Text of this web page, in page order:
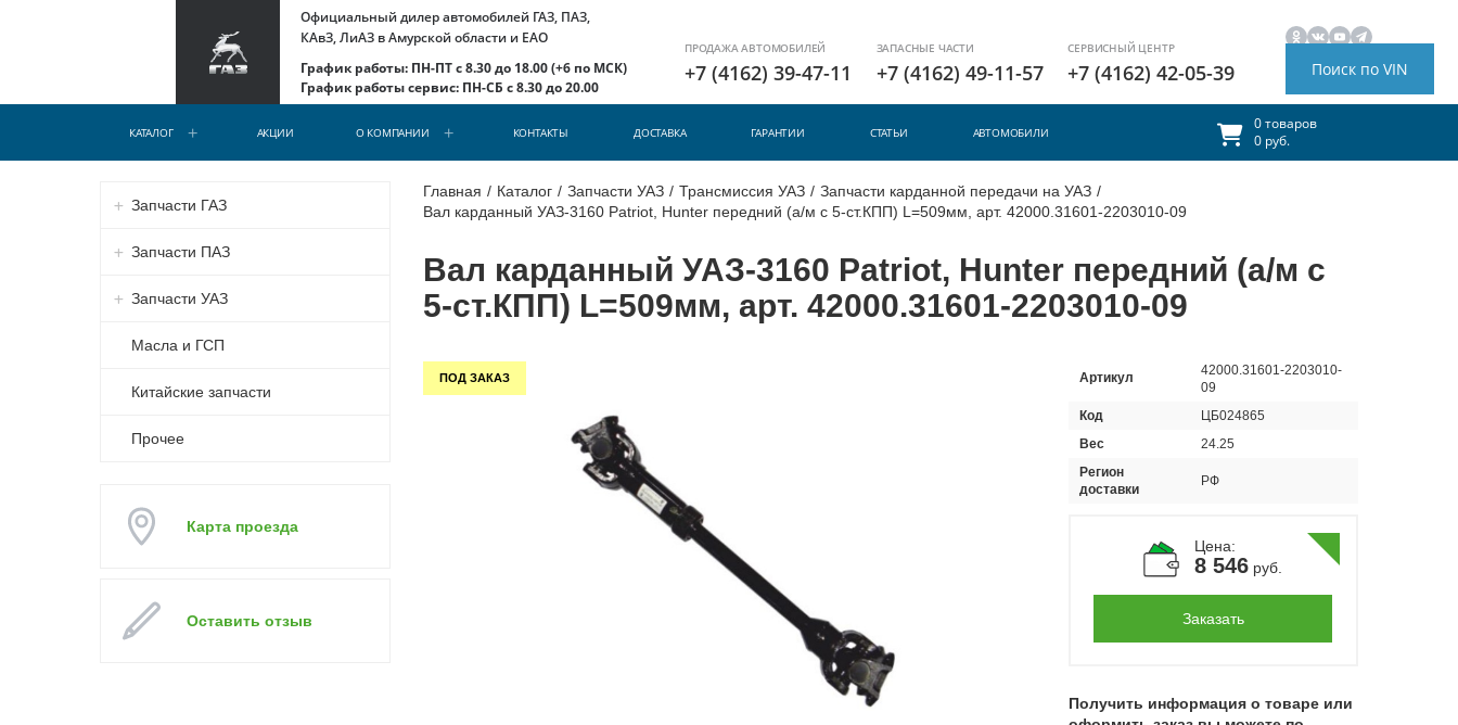
Официальный дилер автомобилей ГАЗ, ПАЗ,
КАвЗ, ЛиАЗ в Амурской области и ЕАО
График работы: ПН-ПТ с 8.30 до 18.00 (+6 по МСК)
График работы сервис: ПН-СБ с 8.30 до 20.00
ПРОДАЖА АВТОМОБИЛЕЙ
+7 (4162) 39-47-11
ЗАПАСНЫЕ ЧАСТИ
+7 (4162) 49-11-57
СЕРВИСНЫЙ ЦЕНТР
+7 (4162) 42-05-39 Поиск по VIN
КАТАЛОГ АКЦИИ О КОМПАНИИ КОНТАКТЫ ДОСТАВКА ГАРАНТИИ СТАТЬИ АВТОМОБИЛИ
0 товаров
0 руб.
Главная / Каталог / Запчасти УАЗ / Трансмиссия УАЗ / Запчасти карданной передачи на УАЗ /
Вал карданный УАЗ-3160 Patriot, Hunter передний (а/м с 5-ст.КПП) L=509мм, арт. 42000.31601-2203010-09
Вал карданный УАЗ-3160 Patriot, Hunter передний (а/м с
5-ст.КПП) L=509мм, арт. 42000.31601-2203010-09
Запчасти ГАЗ
Запчасти ПАЗ
Запчасти УАЗ
Масла и ГСП
Китайские запчасти
Прочее
Карта проезда
Оставить отзыв
ПОД ЗАКАЗ Артикул
42000.31601-2203010-
09
Код
ЦБ024865
Вес
24.25
Регион
доставки
РФ
Цена:
8 546 руб.
Заказать
Получить информация о товаре или